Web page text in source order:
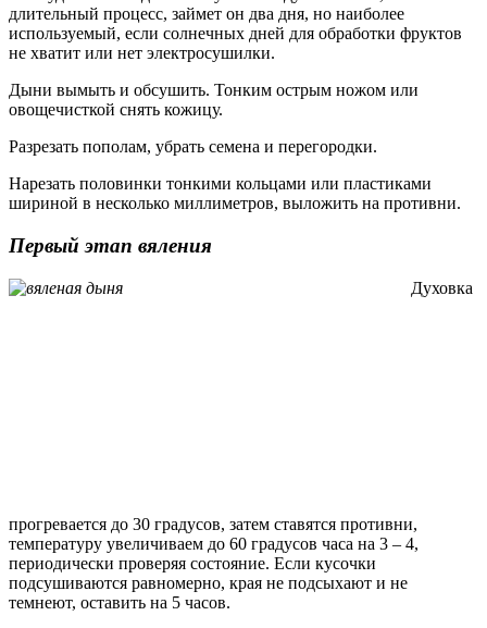
длительный процесс, займет он два дня, но наиболее
используемый, если солнечных дней для обработки фруктов
не хватит или нет электросушилки.
Дыни вымыть и обсушить. Тонким острым ножом или
овощечисткой снять кожицу.
Разрезать пополам, убрать семена и перегородки.
Нарезать половинки тонкими кольцами или пластиками
шириной в несколько миллиметров, выложить на противни.
Первый этап вяления
Духовка
прогревается до 30 градусов, затем ставятся противни,
температуру увеличиваем до 60 градусов часа на 3 – 4,
периодически проверяя состояние. Если кусочки
подсушиваются равномерно, края не подсыхают и не
темнеют, оставить на 5 часов.